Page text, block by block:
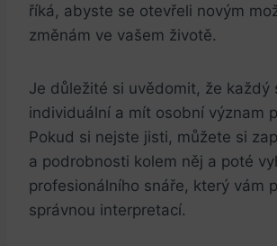
říká, abyste se otevřeli novým
změnám ⁤ve vašem⁢ životě.
Je důležité si uvědomit, že každý
individuální⁣ a mít osobní ‍význam
‌Pokud ⁣si nejste jisti, můžete si⁤
a⁣ podrobnosti ⁤kolem něj ⁣a poté
‍profesionálního ‍snáře, který vám
správnou interpretací.